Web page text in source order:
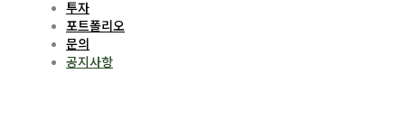
투자
포트폴리오
문의
공지사항